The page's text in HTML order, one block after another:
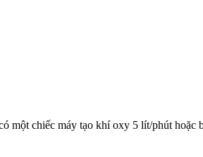
một chiếc máy tạo khí oxy 5 lít/phút hoặc